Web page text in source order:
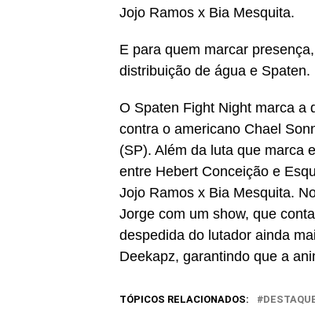
Jojo Ramos x Bia Mesquita.
E para quem marcar
distribuição de água e Spaten.
O Spaten Fight Night marca a
contra o americano Chael
(SP). Além da luta que marca
entre Hebert Conceição e
Jojo Ramos x Bia Mesquita.
Jorge com um show, que
despedida do lutador ainda
Deekapz, garantindo que a
TÓPICOS RELACIONADOS: